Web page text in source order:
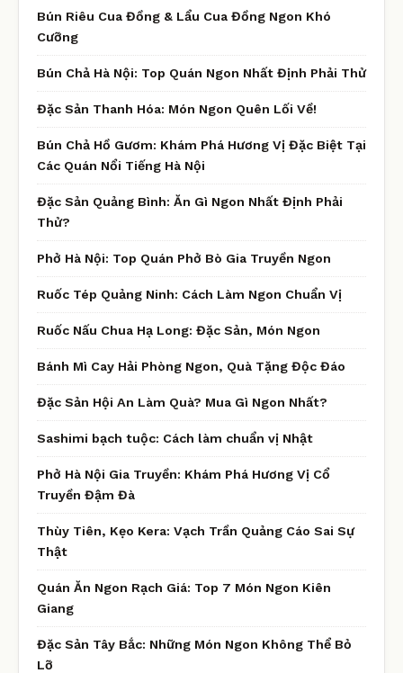
Bún Riêu Cua Đồng & Lẩu Cua Đồng Ngon Khó
Cưỡng
Bún Chả Hà Nội: Top Quán Ngon Nhất Định Phải Thử
Đặc Sản Thanh Hóa: Món Ngon Quên Lối Về!
Bún Chả Hồ Gươm: Khám Phá Hương Vị Đặc Biệt Tại
Các Quán Nổi Tiếng Hà Nội
Đặc Sản Quảng Bình: Ăn Gì Ngon Nhất Định Phải
Thử?
Phở Hà Nội: Top Quán Phở Bò Gia Truyền Ngon
Ruốc Tép Quảng Ninh: Cách Làm Ngon Chuẩn Vị
Ruốc Nấu Chua Hạ Long: Đặc Sản, Món Ngon
Bánh Mì Cay Hải Phòng Ngon, Quà Tặng Độc Đáo
Đặc Sản Hội An Làm Quà? Mua Gì Ngon Nhất?
Sashimi bạch tuộc: Cách làm chuẩn vị Nhật
Phở Hà Nội Gia Truyền: Khám Phá Hương Vị Cổ
Truyền Đậm Đà
Thùy Tiên, Kẹo Kera: Vạch Trần Quảng Cáo Sai Sự
Thật
Quán Ăn Ngon Rạch Giá: Top 7 Món Ngon Kiên
Giang
Đặc Sản Tây Bắc: Những Món Ngon Không Thể Bỏ
Lỡ